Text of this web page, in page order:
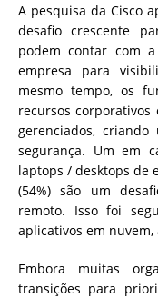
A pesquisa da Cisco
desafio crescente
podem contar com
empresa para
mesmo tempo, os
recursos corporativos
gerenciados,
segurança. Um em
laptops / desktops de
(54%) são um
remoto. Isso foi
aplicativos em nuvem,
Embora muitas
transições para